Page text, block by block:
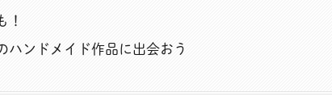
！
ハンドメイド作品に出会おう